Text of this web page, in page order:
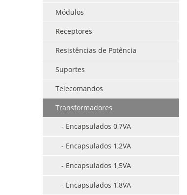
Módulos
Receptores
Resistências de Potência
Suportes
Telecomandos
Transformadores
- Encapsulados 0,7VA
- Encapsulados 1,2VA
- Encapsulados 1,5VA
- Encapsulados 1,8VA